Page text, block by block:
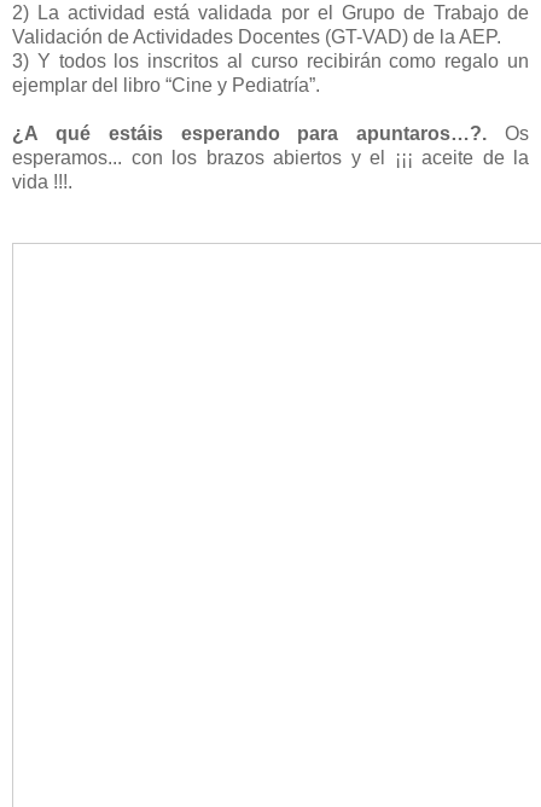
2) La actividad está validada por el Grupo de Trabajo de
Validación de Actividades Docentes (GT-VAD) de la AEP.
3) Y todos los inscritos al curso recibirán como regalo un
ejemplar del libro “Cine y Pediatría”.
¿A qué estáis esperando para apuntaros…?. Os
esperamos... con los brazos abiertos y el ¡¡¡ aceite de la
vida !!!.